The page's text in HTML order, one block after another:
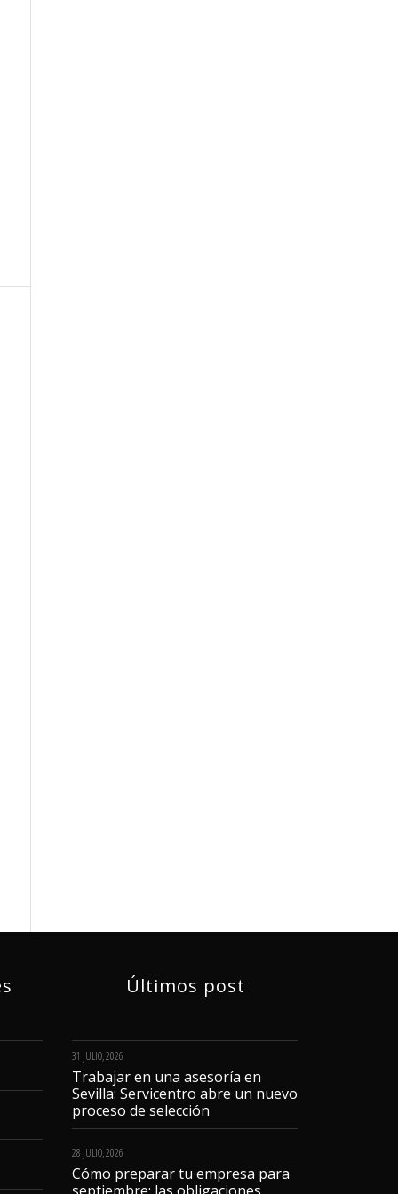
Últimos post
31 JULIO, 2026
Trabajar en una asesoría en
Sevilla: Servicentro abre un nuevo
proceso de selección
28 JULIO, 2026
Cómo preparar tu empresa para